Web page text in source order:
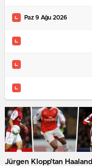
Paz 9 Ağu 2026
Jürgen Klopp’tan Haaland